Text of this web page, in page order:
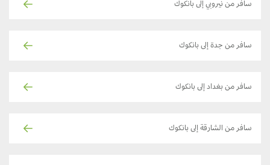
سافر من نيروبي إلى بانكوك
سافر من جدة إلى بانكوك
سافر من بغداد إلى بانكوك
سافر من الشارقة إلى بانكوك